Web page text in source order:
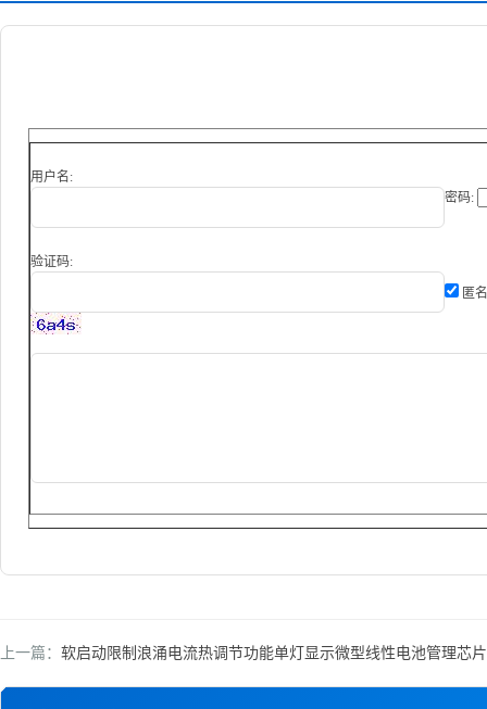
用户名:
密码:
验证码:
匿
上一篇： 软启动限制浪涌电流热调节功能单灯显示微型线性电池管理芯